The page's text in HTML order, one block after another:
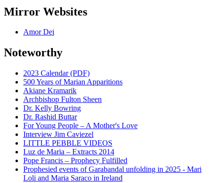
Mirror Websites
Amor Dei
Noteworthy
2023 Calendar (PDF)
500 Years of Marian Apparitions
Akiane Kramarik
Archbishop Fulton Sheen
Dr. Kelly Bowring
Dr. Rashid Buttar
For Young People – A Mother's Love
Interview Jim Caviezel
LITTLE PEBBLE VIDEOS
Luz de Maria – Extracts 2014
Pope Francis – Prophecy Fulfilled
Prophesied events of Garabandal unfolding in 2025 - Mari
Loli and Maria Saraco in Ireland